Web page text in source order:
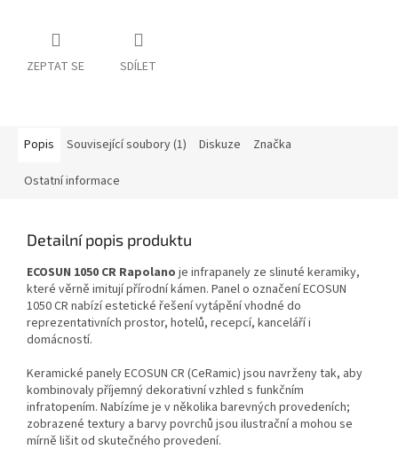
ZEPTAT SE SDÍLET
Popis Související soubory (1) Diskuze Značka
Ostatní informace
Detailní popis produktu
ECOSUN 1050 CR Rapolano je infrapanely ze slinuté keramiky,
které věrně imitují přírodní kámen. Panel o označení ECOSUN
1050 CR nabízí estetické řešení vytápění vhodné do
reprezentativních prostor, hotelů, recepcí, kanceláří i
domácností.
Keramické panely ECOSUN CR (CeRamic) jsou navrženy tak, aby
kombinovaly příjemný dekorativní vzhled s funkčním
infratopením. Nabízíme je v několika barevných provedeních;
zobrazené textury a barvy povrchů jsou ilustrační a mohou se
mírně lišit od skutečného provedení.